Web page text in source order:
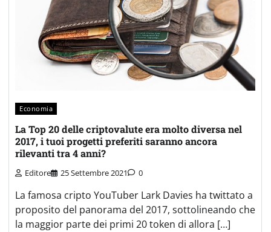
Economia
La Top 20 delle criptovalute era molto diversa nel
2017, i tuoi progetti preferiti saranno ancora
rilevanti tra 4 anni?
Editore 25 Settembre 2021 0
La famosa cripto YouTuber Lark Davies ha twittato a
proposito del panorama del 2017, sottolineando che
la maggior parte dei primi 20 token di allora […]